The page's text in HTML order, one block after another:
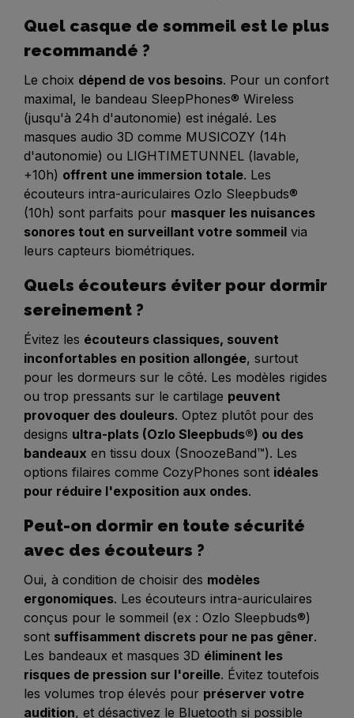
Quel casque de sommeil est le plus
recommandé ?
Le choix dépend de vos besoins. Pour un confort
maximal, le bandeau SleepPhones® Wireless
(jusqu'à 24h d'autonomie) est inégalé. Les
masques audio 3D comme MUSICOZY (14h
d'autonomie) ou LIGHTIMETUNNEL (lavable,
+10h) offrent une immersion totale. Les
écouteurs intra-auriculaires Ozlo Sleepbuds®
(10h) sont parfaits pour masquer les nuisances
sonores tout en surveillant votre sommeil via
leurs capteurs biométriques.
Quels écouteurs éviter pour dormir
sereinement ?
Évitez les écouteurs classiques, souvent
inconfortables en position allongée, surtout
pour les dormeurs sur le côté. Les modèles rigides
ou trop pressants sur le cartilage peuvent
provoquer des douleurs. Optez plutôt pour des
designs ultra-plats (Ozlo Sleepbuds®) ou des
bandeaux en tissu doux (SnoozeBand™). Les
options filaires comme CozyPhones sont idéales
pour réduire l'exposition aux ondes.
Peut-on dormir en toute sécurité
avec des écouteurs ?
Oui, à condition de choisir des modèles
ergonomiques. Les écouteurs intra-auriculaires
conçus pour le sommeil (ex : Ozlo Sleepbuds®)
sont suffisamment discrets pour ne pas gêner.
Les bandeaux et masques 3D éliminent les
risques de pression sur l'oreille. Évitez toutefois
les volumes trop élevés pour préserver votre
audition, et désactivez le Bluetooth si possible